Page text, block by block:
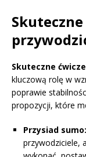
Skuteczne
kluczową rolę w
poprawie
propozycji, które
Przysiad sumo:
przywodziciele,